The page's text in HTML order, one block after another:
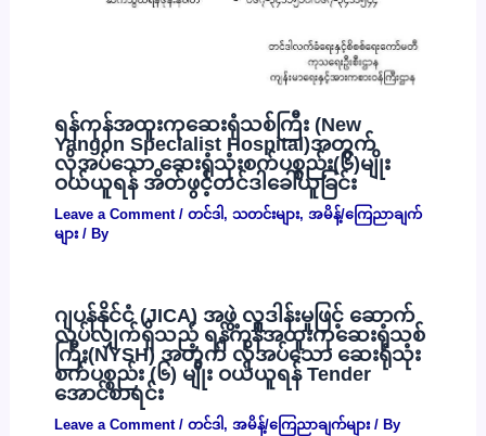
ရန်ကုန်အထူးကုဆေးရုံသစ်ကြီး (New
Yangon Specialist Hospital)အတွက်
လိုအပ်သော ဆေးရုံသုံးစက်ပစ္စည်း(၆)မျိုး
ဝယ်ယူရန် အိတ်ဖွင့်တင်ဒါခေါ်ယူခြင်း
Leave a Comment / တင်ဒါ , သတင်းများ, အမိန့်/ကြေညာချက်
များ/ By
ဂျပန်နိုင်ငံ (JICA) အဖွဲ့ လှူဒါန်းမှုဖြင့် ဆောက်
လုပ်လျှက်ရှိသည့် ရန်ကုန်အထူးကုဆေးရုံသစ်
ကြီး(NYSH) အတွက် လိုအပ်သော ဆေးရုံသုံး
စက်ပစ္စည်း (၆) မျိုး ဝယ်ယူရန် Tender
အောင်စာရင်း
Leave a Comment / တင်ဒါ , အမိန့်/ကြေညာချက်များ/ By